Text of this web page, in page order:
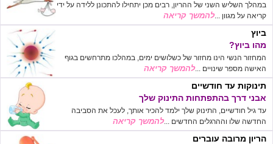
במהלך השליש השני של ההריון, רבים מכן יתחילו להתכונן ללידה על ידי
קריאה על מגוון ...להמשך קריאה
ביוץ
מהו ביוץ?
המחזור הנשי הינו מחזור של כשלושים ימים, במהלכו מתרחשים בגוף
האישה מספר שינויים ...להמשך קריאה
תינוקות עד חודשיים
אבני דרך בהתפתחות התינוק שלך
עד גיל חודשיים, התינוק שלך ילמד להכיר אותך, לעכל את הסביבה
החדשה שלו וההרגלים החדשים ...להמשך קריאה
הריון מרובה עוברים